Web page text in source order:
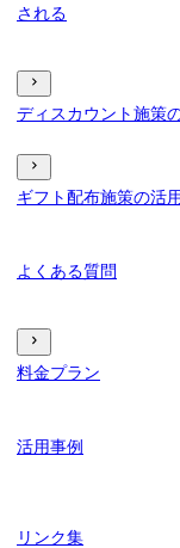
される
ディスカウント施策
ギフト配布施策の活
よくある質問
料金プラン
活用事例
リンク集